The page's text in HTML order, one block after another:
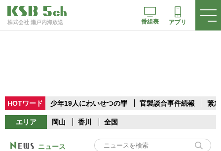
株式会社 瀬戸内海放送 番組表 アプリ
HOTワード 少年19人にわいせつの罪 官製談合事件続報 緊
エリア 岡山 香川 全国
ニュース